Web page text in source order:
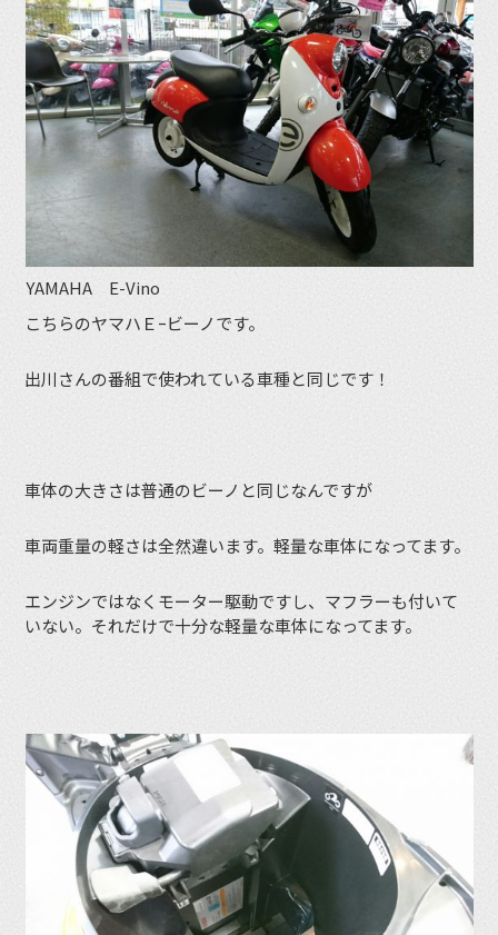
YAMAHA E-Vino
こちらのヤマハＥｰビーノです。
出川さんの番組で使われている車種と同じです！
車体の大きさは普通のビーノと同じなんですが
車両重量の軽さは全然違います。軽量な車体になってます。
エンジンではなくモーター駆動ですし、マフラーも付いて
いない。それだけで十分な軽量な車体になってます。